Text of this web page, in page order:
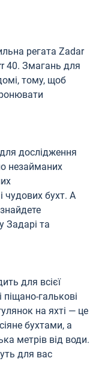
регата Zadar
40. Змагань для
тому, щоб
дослідження
незайманих
чудових бухт. А
Задарі та
для всієї
галькові
на яхті — це
бухтами, а
метрів від води.
для вас